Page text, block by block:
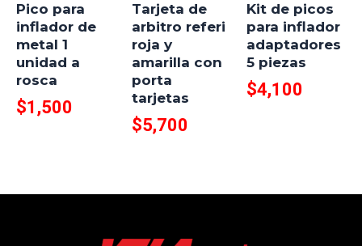
Pico para
inflador de
metal 1
unidad a
rosca
$1,500
Tarjeta de
arbitro referi
roja y
amarilla con
porta
tarjetas
$5,700
Kit de picos
para inflador
adaptadores
5 piezas
$4,100